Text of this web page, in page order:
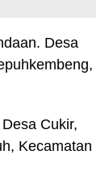
Desa
Cukir,
Kecamatan